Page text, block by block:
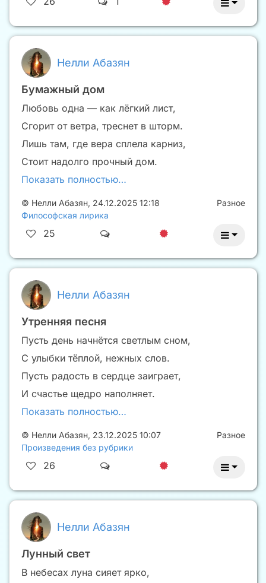
Нелли Абазян
Бумажный дом
Любовь одна — как лёгкий лист,
Сгорит от ветра, треснет в шторм.
Лишь там, где вера сплела карниз,
Стоит надолго прочный дом.
Показать полностью…
© Нелли Абазян, 24.12.2025 12:18
Философская лирика
Разное
25
Нелли Абазян
Утренняя песня
Пусть день начнётся светлым сном,
С улыбки тёплой, нежных слов.
Пусть радость в сердце заиграет,
И счастье щедро наполняет.
Показать полностью…
© Нелли Абазян, 23.12.2025 10:07
Произведения без рубрики
Разное
26
Нелли Абазян
Лунный свет
В небесах луна сияет ярко,